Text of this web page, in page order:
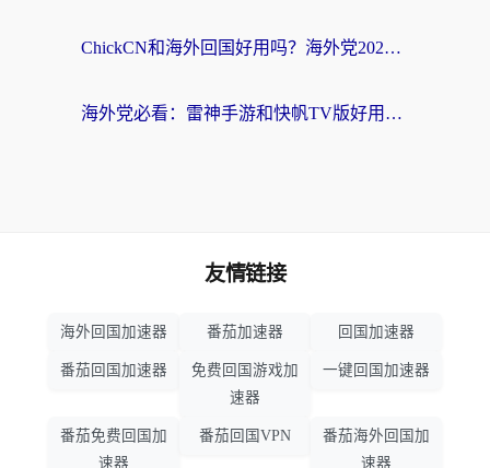
ChickCN和海外回国好用吗？海外党2026亲测：从手游到影音，选对加速器的3个关键
海外党必看：雷神手游和快帆TV版好用吗？3步选对回国加速器不踩坑
友情链接
海外回国加速器 番茄加速器 回国加速器
番茄回国加速器
免费回国游戏加
速器
一键回国加速器
番茄免费回国加
速器
番茄回国VPN
番茄海外回国加
速器